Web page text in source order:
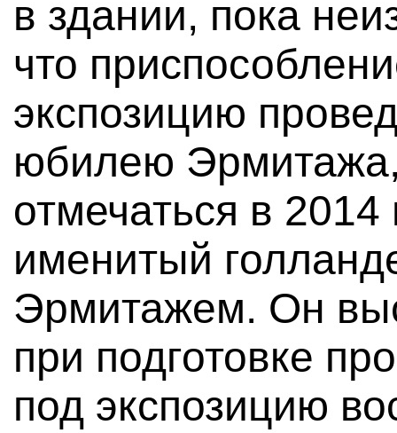
в здании, пока
что
экспозицию
юбилею
отмечаться в
именитый
Эрмитажем. Он
при подготовке
под экспозицию